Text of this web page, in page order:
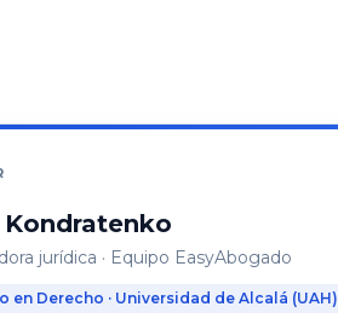
puede
una
empleada
del
hogar
Kondratenko
jurídica · Equipo EasyAbogado
en Derecho · Universidad de Alcalá (UAH)